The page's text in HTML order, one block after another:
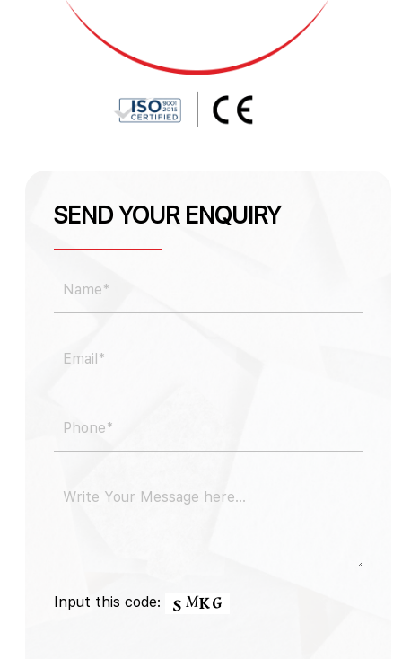
SEND YOUR ENQUIRY
Input this code: